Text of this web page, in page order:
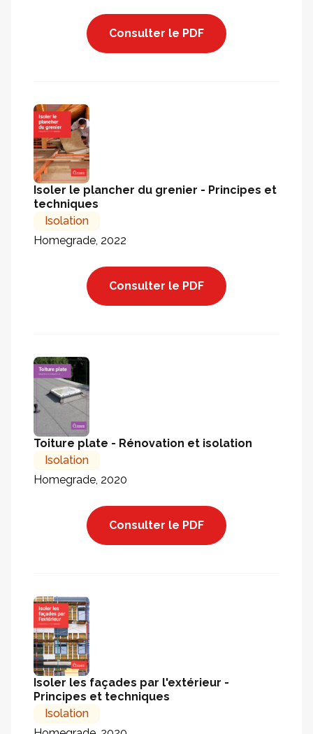
Consulter le PDF
Isoler le plancher du grenier - Principes et
techniques
Isolation
Homegrade, 2022
Consulter le PDF
Toiture plate - Rénovation et isolation
Isolation
Homegrade, 2020
Consulter le PDF
Isoler les façades par l'extérieur -
Principes et techniques
Isolation